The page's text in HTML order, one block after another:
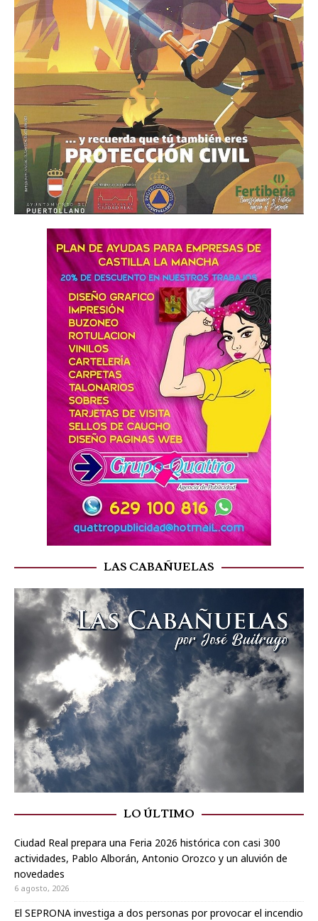
LAS CABAÑUELAS
LO ÚLTIMO
Ciudad Real prepara una Feria 2026 histórica con casi 300
actividades, Pablo Alborán, Antonio Orozco y un aluvión de
novedades
6 agosto, 2026
El SEPRONA investiga a dos personas por provocar el incendio